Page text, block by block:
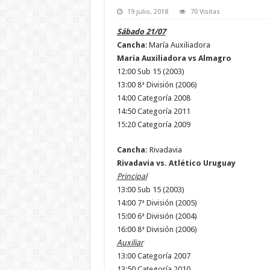
19 julio, 2018 70 Visitas
Sábado 21/07
Cancha: María Auxiliadora
María Auxiliadora vs Almagro
12:00 Sub 15 (2003)
13:00 8ª División (2006)
14:00 Categoría 2008
14:50 Categoría 2011
15:20 Categoría 2009
Cancha: Rivadavia
Rivadavia vs. Atlético Uruguay
Principal
13:00 Sub 15 (2003)
14:00 7ª División (2005)
15:00 6ª División (2004)
16:00 8ª División (2006)
Auxiliar
13:00 Categoría 2007